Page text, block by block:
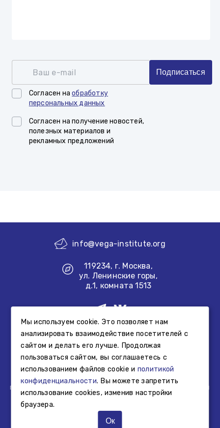
Ваш e-mail
Согласен наобработку
персональных данных
Согласен на получение новостей,
полезных материалов и
рекламных предложений
Подписаться
info@vega-institute.org
119234, г. Москва,
ул. Ленинские горы,
д.1, комната 1513
Создание сайта
Информация, размещенная на сайте Фонда, не является
свидетельством осуществления образовательной или
просветительской деятельности Фонда, а представляет
собой информацию об образовательной или
просветительской деятельности, осуществляемой иными
третьими лицами.
© Фонд «Институт «Вега», 2025 г.
Мы используем cookie. Это позволяет нам
анализировать взаимодействие посетителей с
сайтом и делать его лучше. Продолжая
пользоваться сайтом, вы соглашаетесь с
использованием файлов cookie и политикой
конфиденциальности. Вы можете запретить
использование cookies, изменив настройки
браузера.
Ок